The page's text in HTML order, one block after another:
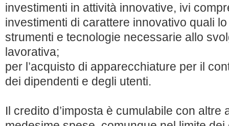
investimenti in attività innovative, ivi
investimenti di carattere innovativo quali
strumenti e tecnologie necessarie allo
lavorativa;
per l’acquisto di apparecchiature per il
dei dipendenti e degli utenti.
Il credito d’imposta è cumulabile con altre